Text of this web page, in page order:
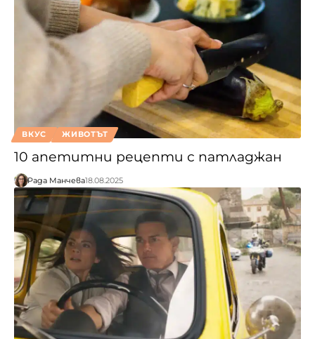
ВКУС ЖИВОТЪТ
10 апетитни рецепти с патладжан
Рада Манчева18.08.2025